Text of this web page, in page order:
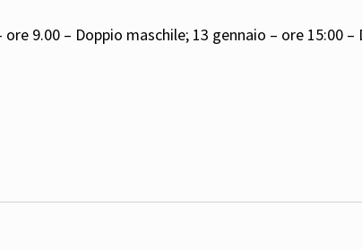
9.00 – Doppio maschile; 13 gennaio – ore 15:00 –